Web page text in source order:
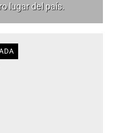
lugar del país.